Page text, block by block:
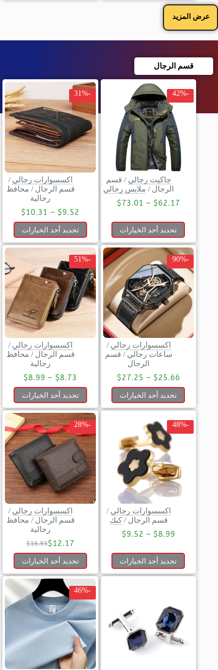
عرض المزيد
قسم الرجال
-42%
جاكيت رجالي / قسم
الرجال / ملابس رجالي
$62.17
–
$73.01
تحديد أحد الخيارات
-31%
اكسسوارات رجالي /
قسم الرجال / محافظ
رجالية
$9.52
–
$10.31
تحديد أحد الخيارات
-90%
اكسسوارات رجالي /
ساعات رجالي / قسم
الرجال
$25.66
–
$27.25
تحديد أحد الخيارات
-51%
اكسسوارات رجالي /
قسم الرجال / محافظ
رجالية
$8.73
–
$8.99
تحديد أحد الخيارات
-48%
اكسسوارات رجالي /
قسم الرجال /كبك
$8.99
–
$9.52
تحديد أحد الخيارات
-28%
اكسسوارات رجالي /
قسم الرجال / محافظ
رجالية
$16.93$12.17
تحديد أحد الخيارات
-46%